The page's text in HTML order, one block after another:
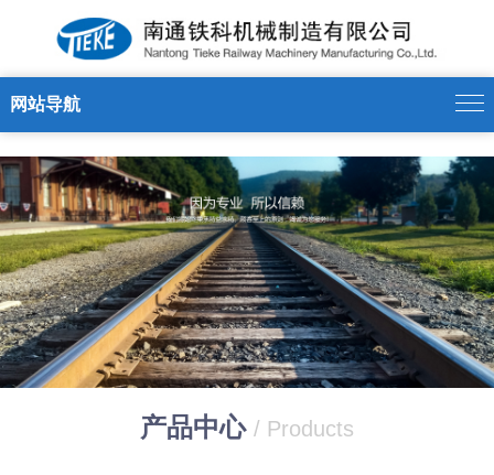
开云足球_开云（中国）
网站导航
产品中心 / Products